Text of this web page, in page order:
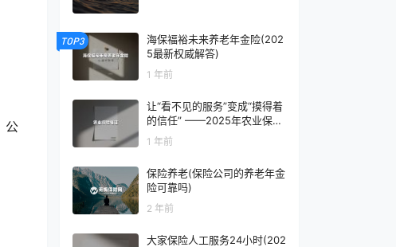
公
TOP3
海保福裕未来养老年金险(202
5最新权威解答)
1 年前
让“看不见的服务”变成“摸得着
的信任” ——2025年农业保险
电话服务创新观察
1 年前
保险养老(保险公司的养老年金
险可靠吗)
2 年前
大家保险人工服务24小时(202